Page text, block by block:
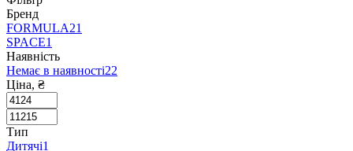
Бренд
FORMULA21
SPACE1
Наявність
Немає в наявності22
Ціна, ₴
Тип
Дитячі1